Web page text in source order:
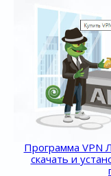
Программа VPN
скачать и